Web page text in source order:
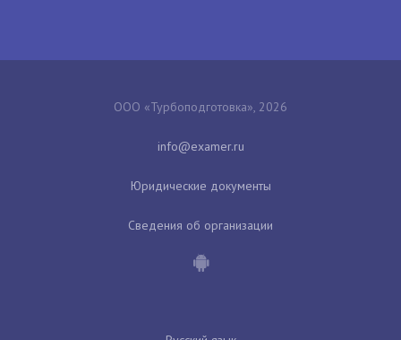
ООО «Турбоподготовка», 2026
Юридические документы
Сведения об организации